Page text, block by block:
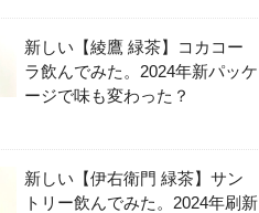
新しい【綾鷹 緑茶】コカコー
ラ飲んでみた。2024年新パッケ
ージで味も変わった？
新しい【伊右衛門 緑茶】サン
トリー飲んでみた。2024年刷新